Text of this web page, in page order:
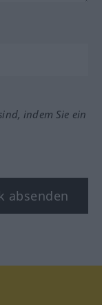
indem Sie ein
absenden